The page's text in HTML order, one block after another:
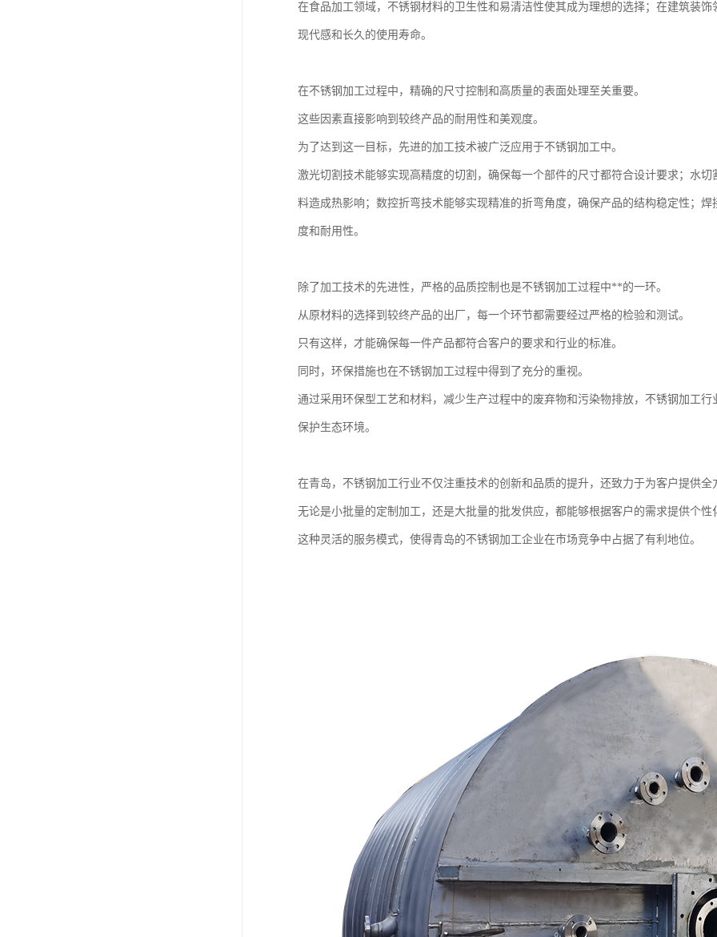
在食品加工领域，不锈钢材料的卫生性和易清洁性使其成为理想的选择；在建筑装
现代感和长久的使用寿命。
在不锈钢加工过程中，精确的尺寸控制和高质量的表面处理至关重要。
这些因素直接影响到较终产品的耐用性和美观度。
为了达到这一目标，先进的加工技术被广泛应用于不锈钢加工中。
激光切割技术能够实现高精度的切割，确保每一个部件的尺寸都符合设计要求；水
料造成热影响；数控折弯技术能够实现精准的折弯角度，确保产品的结构稳定性；
度和耐用性。
除了加工技术的先进性，严格的品质控制也是不锈钢加工过程中**的一环。
从原材料的选择到较终产品的出厂，每一个环节都需要经过严格的检验和测试。
只有这样，才能确保每一件产品都符合客户的要求和行业的标准。
同时，环保措施也在不锈钢加工过程中得到了充分的重视。
通过采用环保型工艺和材料，减少生产过程中的废弃物和污染物排放，不锈钢加工
保护生态环境。
在青岛，不锈钢加工行业不仅注重技术的创新和品质的提升，还致力于为客户提供全
无论是小批量的定制加工，还是大批量的批发供应，都能够根据客户的需求提供个性
这种灵活的服务模式，使得青岛的不锈钢加工企业在市场竞争中占据了有利地位。